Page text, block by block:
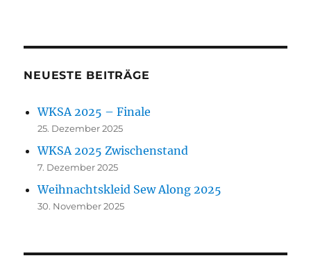
NEUESTE BEITRÄGE
WKSA 2025 – Finale
25. Dezember 2025
WKSA 2025 Zwischenstand
7. Dezember 2025
Weihnachtskleid Sew Along 2025
30. November 2025